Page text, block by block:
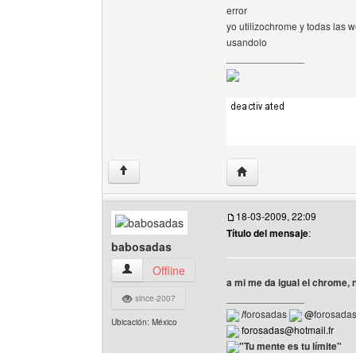
error
yo utilizochrome y todas las
usandolo
↑ Visitar sitio web del
babosadas
babosadas Ver perfil del usuario
Offline
since-2007
Ubicación: México
18-03-2009, 22:09
Título del mensaje:
a mi me da igual el chrome,
/forosadas @forosadas
forosadas@hotmail.fr
"Tu mente es tu límite"